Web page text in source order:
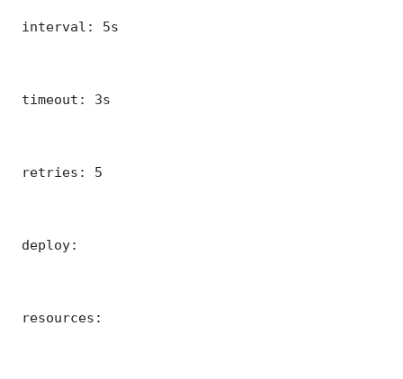
interval: 5s
timeout: 3s
retries: 5
deploy:
resources: